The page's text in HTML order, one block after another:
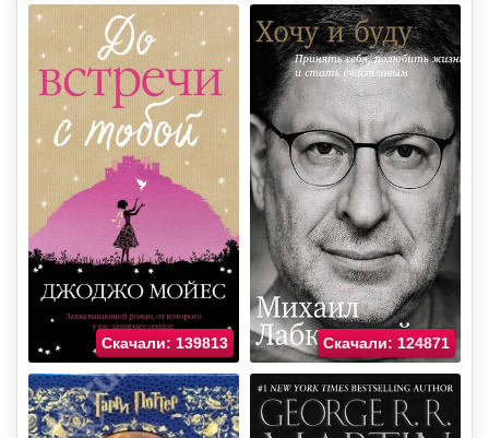
Скачали: 139813 Скачали: 124871